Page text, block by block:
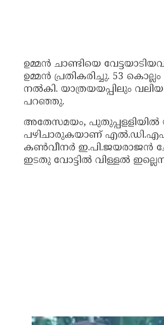
ഉമ്മന്‍ ചാണ്ടിയെ
ഉമ്മന്‍ പ്രതികരിച്ചു. 53
നല്‍കി. യാത്രയയപ്പിലും
പറഞ്ഞു.
അതേസമയം, പുതുപ്പളളിയില്‍
പഴിചാരുകയാണ്
കണ്‍വീനര്‍ ഇ.പി.ജയരാജന്‍
ഇടതു വോട്ടില്‍ വിള്ളല്‍